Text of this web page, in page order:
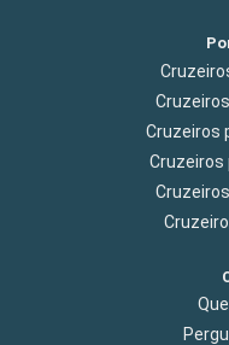
Cruzeiros
Cruzeiros